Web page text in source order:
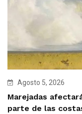
Agosto 5, 2026
Marejadas
parte de las